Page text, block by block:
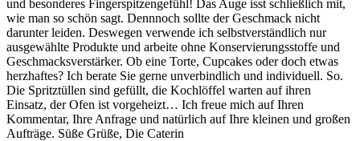
und besonderes Fingerspitzengefühl! Das Auge isst schließlich mit,
wie man so schön sagt. Dennnoch sollte der Geschmack nicht
darunter leiden. Deswegen verwende ich selbstverständlich nur
ausgewählte Produkte und arbeite ohne Konservierungsstoffe und
Geschmacksverstärker. Ob eine Torte, Cupcakes oder doch etwas
herzhaftes? Ich berate Sie gerne unverbindlich und individuell. So.
Die Spritztüllen sind gefüllt, die Kochlöffel warten auf ihren
Einsatz, der Ofen ist vorgeheizt… Ich freue mich auf Ihren
Kommentar, Ihre Anfrage und natürlich auf Ihre kleinen und großen
Aufträge. Süße Grüße, Die Caterin